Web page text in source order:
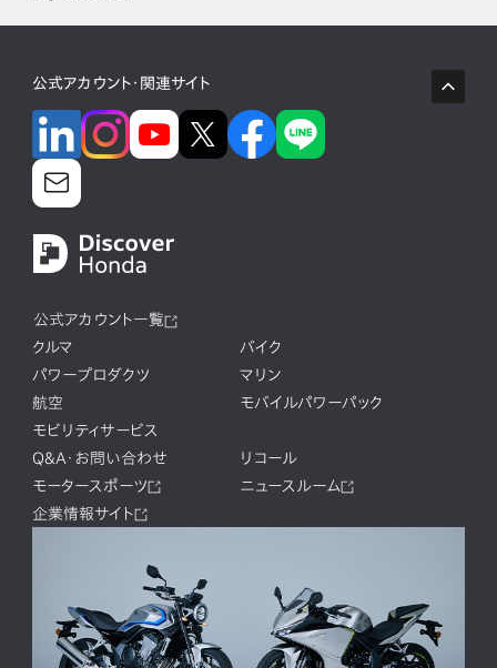
公式アカウント・関連サイト
公式アカウント一覧
クルマ
バイク
パワープロダクツ
マリン
航空
モバイルパワーパック
モビリティサービス
Q&A・お問い合わせ
リコール
モータースポーツ
ニュースルーム
企業情報サイト